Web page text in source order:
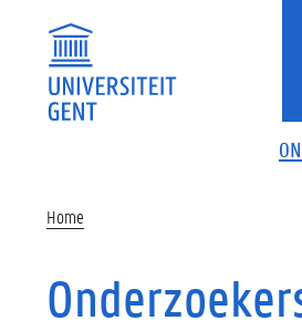
Home